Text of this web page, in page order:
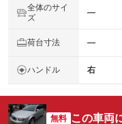
全体のサイ
ズ
―
荷台寸法 ―
ハンドル 右
無料 この車両